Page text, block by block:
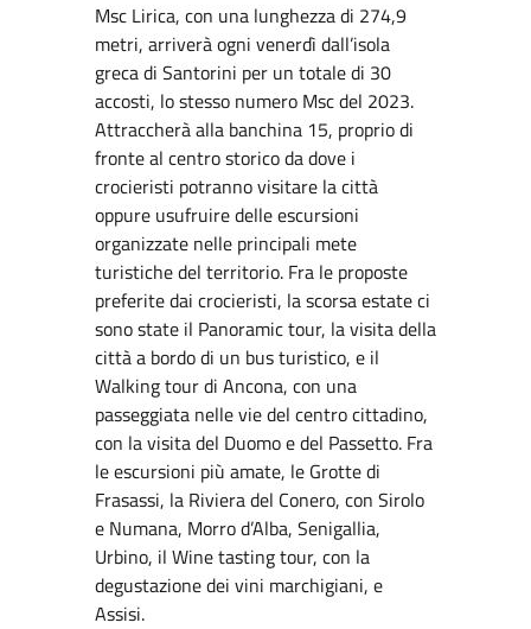
Msc Lirica, con una lunghezza di 274,9
metri, arriverà ogni venerdì dall’isola
greca di Santorini per un totale di 30
accosti, lo stesso numero Msc del 2023.
Attraccherà alla banchina 15, proprio di
fronte al centro storico da dove i
crocieristi potranno visitare la città
oppure usufruire delle escursioni
organizzate nelle principali mete
turistiche del territorio. Fra le proposte
preferite dai crocieristi, la scorsa estate ci
sono state il Panoramic tour, la visita della
città a bordo di un bus turistico, e il
Walking tour di Ancona, con una
passeggiata nelle vie del centro cittadino,
con la visita del Duomo e del Passetto. Fra
le escursioni più amate, le Grotte di
Frasassi, la Riviera del Conero, con Sirolo
e Numana, Morro d’Alba, Senigallia,
Urbino, il Wine tasting tour, con la
degustazione dei vini marchigiani, e
Assisi.